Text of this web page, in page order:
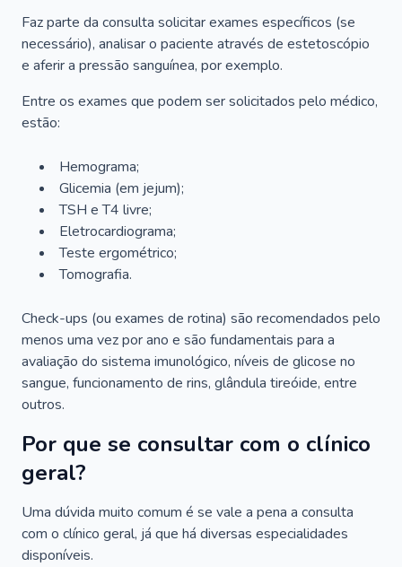
Faz parte da consulta solicitar exames específicos (se
necessário), analisar o paciente através de estetoscópio
e aferir a pressão sanguínea, por exemplo.
Entre os exames que podem ser solicitados pelo médico,
estão:
Hemograma;
Glicemia (em jejum);
TSH e T4 livre;
Eletrocardiograma;
Teste ergométrico;
Tomografia.
Check-ups (ou exames de rotina) são recomendados pelo
menos uma vez por ano e são fundamentais para a
avaliação do sistema imunológico, níveis de glicose no
sangue, funcionamento de rins, glândula tireóide, entre
outros.
Por que se consultar com o clínico
geral?
Uma dúvida muito comum é se vale a pena a consulta
com o clínico geral, já que há diversas especialidades
disponíveis.